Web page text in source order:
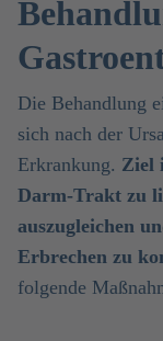
Die Behandlung
sich nach der
Erkrankung. Ziel
Darm-Trakt zu
auszugleichen
Erbrechen zu
folgende